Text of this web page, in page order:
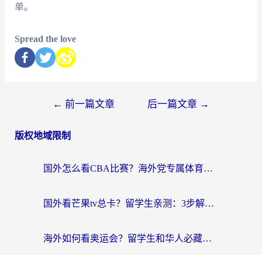
单。
Spread the love
← 前一篇文章 后一篇文章 →
版权地域限制
国外怎么看CBA比赛？海外党专属体育直播指南，告别地区限制看球自由
国外看芒果tv总卡？留学生亲测：3步解决地域限制+流畅追剧攻略
海外如何看奥运会？留学生和华人必藏的体育赛事观看终极指南